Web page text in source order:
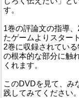
す。
1巻の評論文の指導
たゲームよりスター
2巻に収録されてい
の根本的な部分に触
くれます。
このDVDを見て、み
践してみてください。